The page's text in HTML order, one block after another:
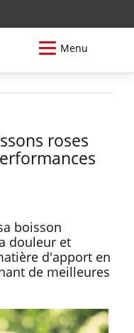
Menu
roses
boisson
douleur et
d'apport en
de meilleures